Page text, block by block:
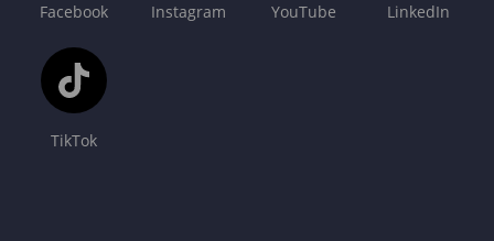
Facebook Instagram YouTube LinkedIn
TikTok